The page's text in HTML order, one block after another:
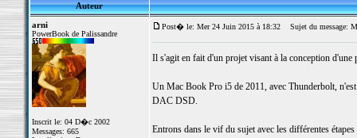
Auteur
arni
PowerBook de Palissandre
Inscrit le: 04 D�c 2002
Messages: 665
Post� le: Mer 24 Juin 2015 à 18:32 Sujet du message:
Il s'agit en fait d'un projet visant à la conception
Un Mac Book Pro i5 de 2011, avec Thunderbolt,
DAC DSD.
Entrons dans le vif du sujet avec les différentes